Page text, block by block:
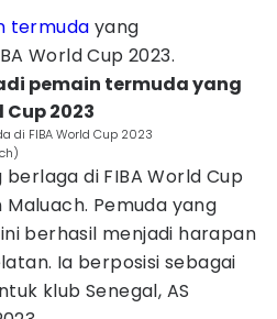
termuda yang
World Cup 2023.
pemain termuda yang
2023
di FIBA World Cup 2023
berlaga di FIBA World Cup
Pemuda yang
berhasil menjadi harapan
Ia berposisi sebagai
klub Senegal, AS